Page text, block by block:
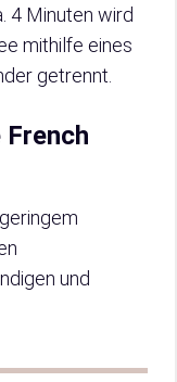
4 Minuten wird
mithilfe eines
getrennt.
und